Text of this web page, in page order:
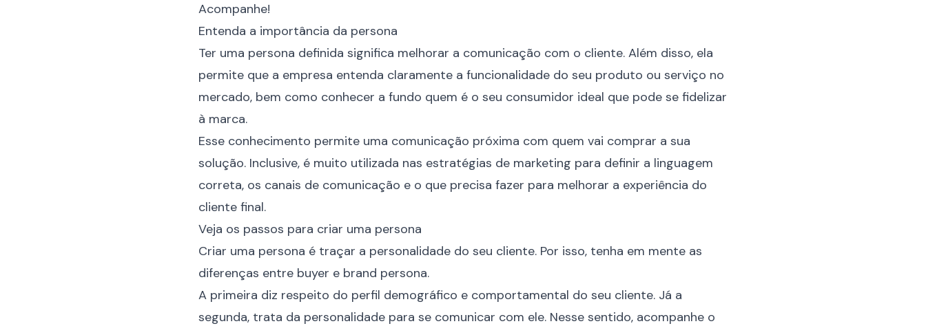
Acompanhe!
Entenda a importância da persona
Ter uma persona definida significa melhorar a comunicação com o cliente. Além disso, ela
permite que a empresa entenda claramente a funcionalidade do seu produto ou serviço no
mercado, bem como conhecer a fundo quem é o seu consumidor ideal que pode se fidelizar
à marca.
Esse conhecimento permite uma comunicação próxima com quem vai comprar a sua
solução. Inclusive, é muito utilizada nas estratégias de marketing para definir a linguagem
correta, os canais de comunicação e o que precisa fazer para melhorar a experiência do
cliente final.
Veja os passos para criar uma persona
Criar uma persona é traçar a personalidade do seu cliente. Por isso, tenha em mente as
diferenças entre buyer e brand persona.
A primeira diz respeito do perfil demográfico e comportamental do seu cliente. Já a
segunda, trata da personalidade para se comunicar com ele. Nesse sentido, acompanhe o